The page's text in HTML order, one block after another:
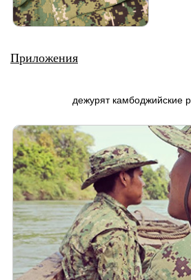
Приложения
дежурят камбоджийские